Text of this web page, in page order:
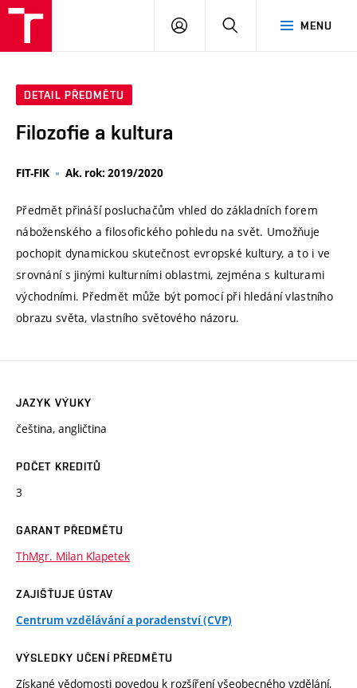
MENU
PŘIHLÁSIT
DETAIL PŘEDMĚTU
Filozofie a kultura
FIT-FIK Ak. rok: 2019/2020
Předmět přináší posluchačům vhled do základních forem
náboženského a filosofického pohledu na svět. Umožňuje
pochopit dynamickou skutečnost evropské kultury, a to i ve
srovnání s jinými kulturními oblastmi, zejména s kulturami
východními. Předmět může být pomocí při hledání vlastního
obrazu světa, vlastního světového názoru.
JAZYK VÝUKY
čeština, angličtina
POČET KREDITŮ
3
GARANT PŘEDMĚTU
ThMgr. Milan Klapetek
ZAJIŠŤUJE ÚSTAV
Centrum vzdělávání a poradenství (CVP)
VÝSLEDKY UČENÍ PŘEDMĚTU
Získané vědomosti povedou k rozšíření všeobecného vzdělání,